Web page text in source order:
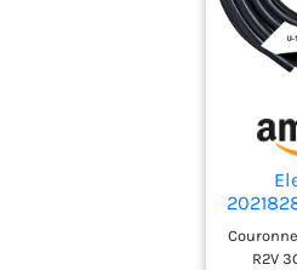
de
3G2,
R2V